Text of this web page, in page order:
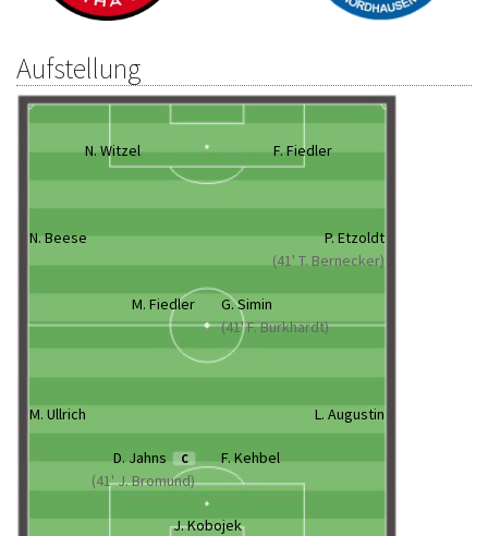
Aufstellung
N. Witzel F. Fiedler
N. Beese
P. Etzoldt
(41' T. Bernecker)
M. Fiedler
G. Simin
(41' F. Burkhardt)
M. Ullrich L. Augustin
D. Jahns C
(41' J. Bromund)
F. Kehbel
J. Kobojek